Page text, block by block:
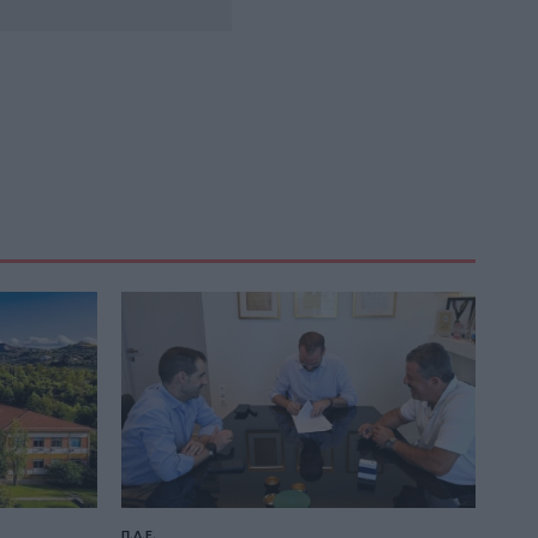
Π.Δ.Ε.